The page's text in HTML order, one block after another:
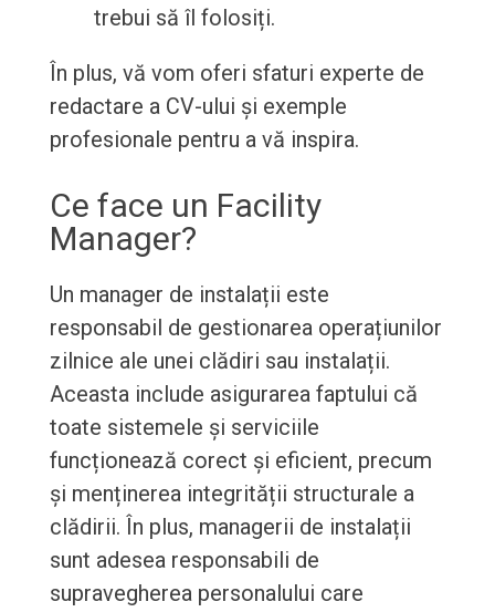
trebui să îl folosiți.
În plus, vă vom oferi sfaturi experte de
redactare a CV-ului și exemple
profesionale pentru a vă inspira.
Ce face un Facility
Manager?
Un manager de instalații este
responsabil de gestionarea operațiunilor
zilnice ale unei clădiri sau instalații.
Aceasta include asigurarea faptului că
toate sistemele și serviciile
funcționează corect și eficient, precum
și menținerea integrității structurale a
clădirii. În plus, managerii de instalații
sunt adesea responsabili de
supravegherea personalului care